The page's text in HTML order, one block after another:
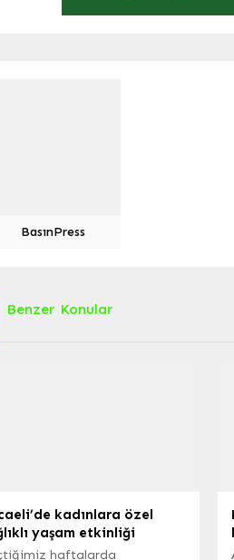
BasınPress
Benzer Konular
kadınlara özel
yaşam etkinliği
haftalarda